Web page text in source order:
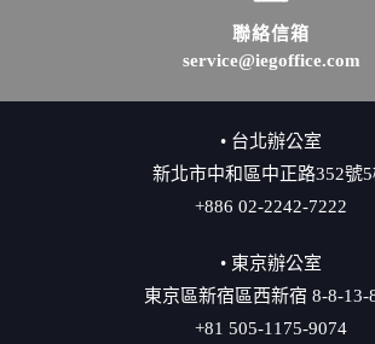
聯絡信箱
service@iegoffice.com
• 台北辦公室
新北市中和區中正路352號
+886 02-2242-7222
• 東京辦公室
東京區新宿區西新宿 8-8-13-
+81 505-1175-9074